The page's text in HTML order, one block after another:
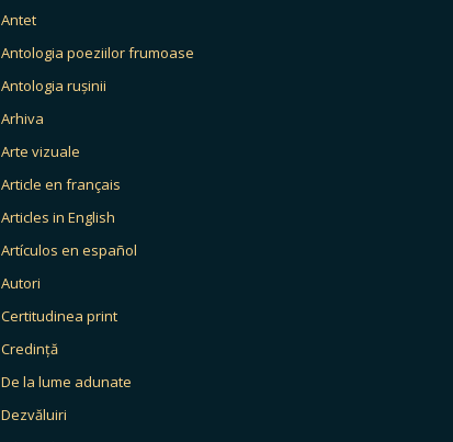
Antet
Antologia poeziilor frumoase
Antologia rușinii
Arhiva
Arte vizuale
Article en français
Articles in English
Artículos en español
Autori
Certitudinea print
Credință
De la lume adunate
Dezvăluiri